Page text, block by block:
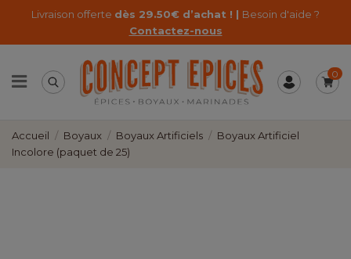
Livraison offerte dès 29.50€ d’achat ! | Besoin d'aide ?
Contactez-nous
0
Accueil Boyaux Boyaux Artificiels
Boyaux Artificiel
Incolore (paquet de 25)